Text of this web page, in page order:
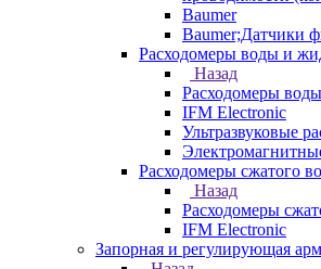
Baumer
Baumer;Датчики
Расходомеры воды и
Назад
Расходомеры
IFM Electronic
Ультразвуковые
Расходомеры сжатого
Назад
Расходомеры
IFM Electronic
Запорная и регулирующая